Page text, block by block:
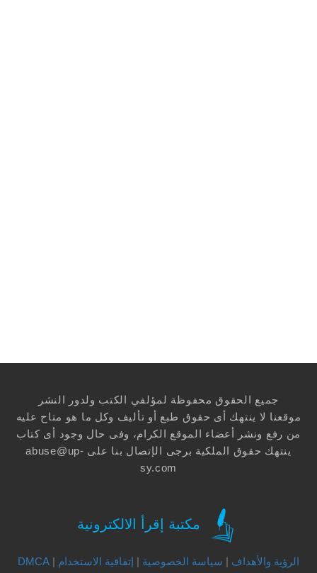
جميع الحقوق محفوظة لمؤلفي الكتب ولدور النشر
موقعنا لا ينتهك أى حقوق طبع أو تأليف وكل ما هو متاح عليه
من رفع ونشر أعضاء الموقع الكرام، وفى حال وجود أى كتاب
ينتهك حقوق الملكية برجى الإتصال بنا على abuse@up-
sy.com
مكتبة إقرأ الالكترونية
الرؤية والأهداف | سياسة الخصوصية | إتفاقية الاستخدام |
DMCA